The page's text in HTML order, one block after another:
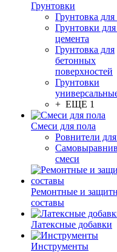
Грунтовки
Грунтовка для
Грунтовки
цемента
Грунтовка для
бетонных
поверхностей
Грунтовки
+ ЕЩЕ 1
Смеси для пола
Ровнители
смеси
Ремонтные и
составы
Латексные добавки
Инструменты